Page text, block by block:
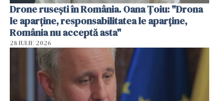
Drone rusești în România. Oana Ţoiu: "Drona
le aparţine, responsabilitatea le aparţine,
România nu acceptă asta"
28 IULIE 2026